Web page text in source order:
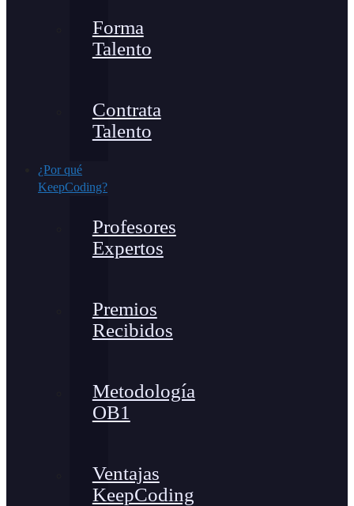
Forma
Talento
Contrata
Talento
¿Por qué
KeepCoding?
Profesores
Expertos
Premios
Recibidos
Metodología
OB1
Ventajas
KeepCoding